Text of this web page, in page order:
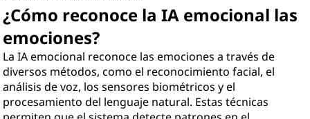
¿Cómo reconoce la IA emocional las
emociones?
La IA emocional reconoce las emociones a través de
diversos métodos, como el reconocimiento facial, el
análisis de voz, los sensores biométricos y el
procesamiento del lenguaje natural. Estas técnicas